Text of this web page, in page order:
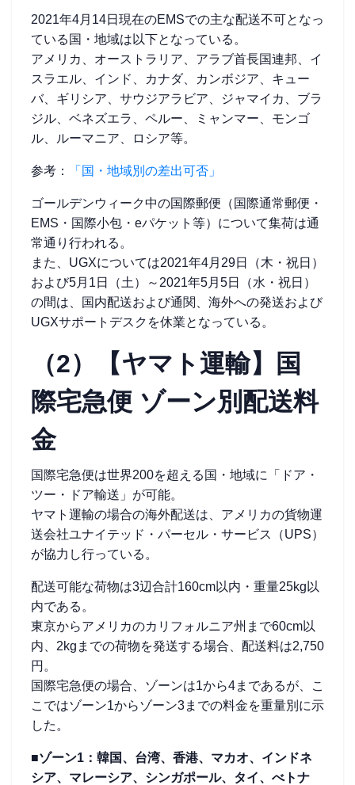
2021年4月14日現在のEMSでの主な配送不可となっ
ている国・地域は以下となっている。
アメリカ、オーストラリア、アラブ首長国連邦、イ
スラエル、インド、カナダ、カンボジア、キュー
バ、ギリシア、サウジアラビア、ジャマイカ、ブラ
ジル、ベネズエラ、ペルー、ミャンマー、モンゴ
ル、ルーマニア、ロシア等。
参考： 「国・地域別の差出可否」
ゴールデンウィーク中の国際郵便（国際通常郵便・
EMS・国際小包・eパケット等）について集荷は通
常通り行われる。
また、UGXについては2021年4月29日（木・祝日）
および5月1日（土）～2021年5月5日（水・祝日）
の間は、国内配送および通関、海外への発送および
UGXサポートデスクを休業となっている。
（2）【ヤマト運輸】国
際宅急便 ゾーン別配送料
金
国際宅急便は世界200を超える国・地域に「ドア・
ツー・ドア輸送」が可能。
ヤマト運輸の場合の海外配送は、アメリカの貨物運
送会社ユナイテッド・パーセル・サービス（UPS）
が協力し行っている。
配送可能な荷物は3辺合計160cm以内・重量25kg以
内である。
東京からアメリカのカリフォルニア州まで60cm以
内、2kgまでの荷物を発送する場合、配送料は2,750
円。
国際宅急便の場合、ゾーンは1から4まであるが、こ
こではゾーン1からゾーン3までの料金を重量別に示
した。
■ゾーン1：韓国、台湾、香港、マカオ、インドネ
シア、マレーシア、シンガポール、タイ、べトナ